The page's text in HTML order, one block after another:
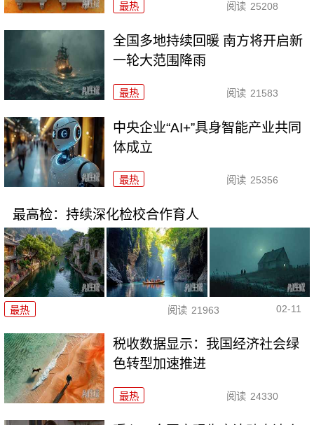
最热 阅读 25208
全国多地持续回暖 南方将开启新
一轮大范围降雨
最热 阅读 21583
中央企业“AI+”具身智能产业共同
体成立
最热 阅读 25356
最高检：持续深化检校合作育人
最热 阅读 21963 02-11
税收数据显示：我国经济社会绿
色转型加速推进
最热 阅读 24330